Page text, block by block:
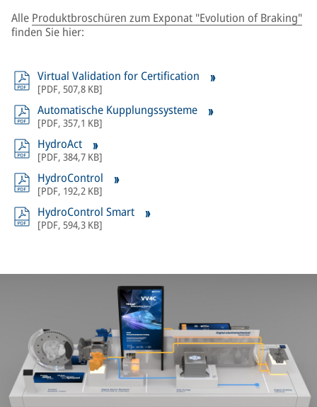
Alle Produktbroschüren zum Exponat "Evolution of Braking"
finden Sie hier:
Virtual Validation for Certification
[PDF, 507,8 KB]
Automatische Kupplungssysteme
[PDF, 357,1 KB]
HydroAct
[PDF, 384,7 KB]
HydroControl
[PDF, 192,2 KB]
HydroControl Smart
[PDF, 594,3 KB]